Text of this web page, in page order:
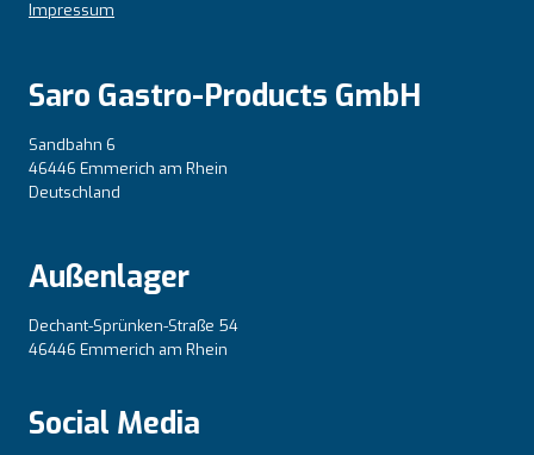
Impressum
Saro Gastro-Products GmbH
Sandbahn 6
46446 Emmerich am Rhein
Deutschland
Außenlager
Dechant-Sprünken-Straße 54
46446 Emmerich am Rhein
Social Media